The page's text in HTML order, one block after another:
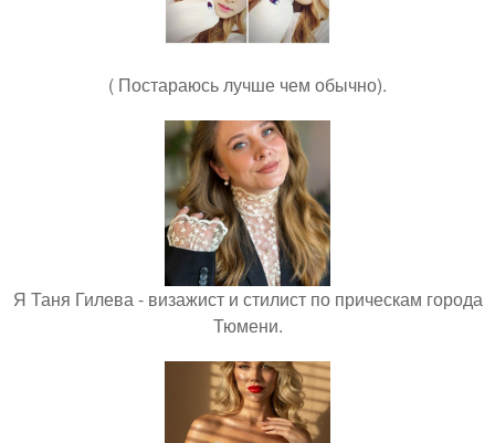
( Постараюсь лучше чем обычно).
Я Таня Гилева - визажист и стилист по прическам города
Тюмени.